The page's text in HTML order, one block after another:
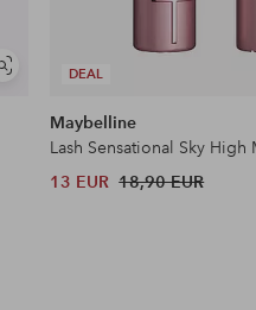
Näytä
DEAL
Maybelline
Lash Sensational Sky High
13 EUR 18,90 EUR